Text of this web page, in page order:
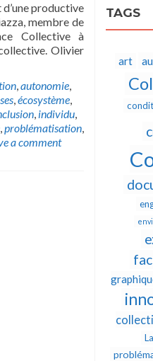
d’une productive
membre de
Collective à
Olivier
,autonomie,
,écosystème,
, individu,
,problématisation,
a comment
TAGS
art